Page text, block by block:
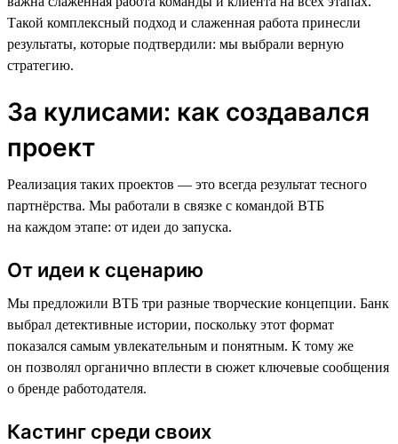
Такой комплексный подход и слаженная работа принесли
результаты, которые подтвердили: мы выбрали верную
стратегию.
За кулисами: как создавался
проект
Реализация таких проектов — это всегда результат тесного
партнёрства. Мы работали в связке с командой ВТБ
на каждом этапе: от идеи до запуска.
От идеи к сценарию
Мы предложили ВТБ три разные творческие концепции. Банк
выбрал детективные истории, поскольку этот формат
показался самым увлекательным и понятным. К тому же
он позволял органично вплести в сюжет ключевые сообщения
о бренде работодателя.
Кастинг среди своих